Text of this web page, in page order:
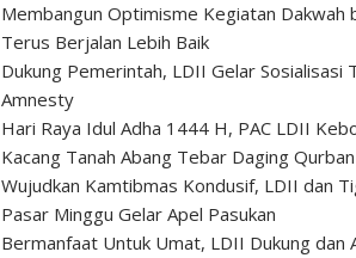
Membangun Optimisme Kegiatan Dakwah
Terus Berjalan Lebih Baik
Dukung Pemerintah, LDII Gelar Sosialisasi
Amnesty
Hari Raya Idul Adha 1444 H, PAC LDII
Kacang Tanah Abang Tebar Daging Qurban
Wujudkan Kamtibmas Kondusif, LDII dan
Pasar Minggu Gelar Apel Pasukan
Bermanfaat Untuk Umat, LDII Dukung dan